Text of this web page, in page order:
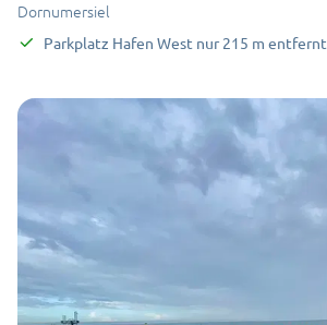
Dornumersiel
Parkplatz Hafen West nur 215 m entfernt